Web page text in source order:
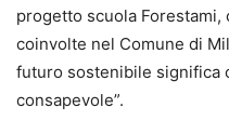
progetto scuola Forestami,
coinvolte nel Comune di
futuro sostenibile significa
consapevole”.